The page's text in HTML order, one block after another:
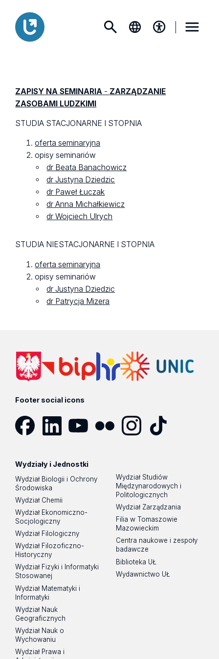
ZAPISY NA SEMINARIA - ZARZĄDZANIE
ZASOBAMI LUDZKIMI
STUDIA STACJONARNE I STOPNIA
oferta seminaryjna
opisy seminariów
dr Beata Banachowicz
dr Justyna Dziedzic
dr Paweł Łuczak
dr Anna Michałkiewicz
dr Wojciech Ulrych
STUDIA NIESTACJONARNE I STOPNIA
oferta seminaryjna
opisy seminariów
dr Justyna Dziedzic
dr Patrycja Mizera
Footer social icons
Wydziały i Jednostki
Wydział Biologii i Ochrony
Środowiska
Wydział Chemii
Wydział Ekonomiczno-
Socjologiczny
Wydział Filologiczny
Wydział Filozoficzno-
Historyczny
Wydział Fizyki i Informatyki
Stosowanej
Wydział Matematyki i
Informatyki
Wydział Nauk
Geograficznych
Wydział Nauk o
Wychowaniu
Wydział Prawa i
Wydział Studiów
Międzynarodowych i
Politologicznych
Wydział Zarządzania
Filia w Tomaszowie
Mazowieckim
Centra naukowe i zespoły
badawcze
Biblioteka UŁ
Wydawnictwo UŁ